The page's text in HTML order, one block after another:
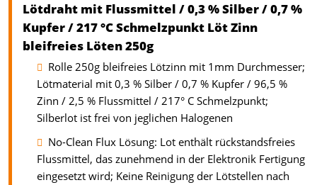
Lötdraht mit Flussmittel / 0,3 % Silber / 0,7 %
Kupfer / 217 °C Schmelzpunkt Löt Zinn
bleifreies Löten 250g
Rolle 250g bleifreies Lötzinn mit 1mm Durchmesser;
Lötmaterial mit 0,3 % Silber / 0,7 % Kupfer / 96,5 %
Zinn / 2,5 % Flussmittel / 217° C Schmelzpunkt;
Silberlot ist frei von jeglichen Halogenen
No-Clean Flux Lösung: Lot enthält rückstandsfreies
Flussmittel, das zunehmend in der Elektronik Fertigung
eingesetzt wird; Keine Reinigung der Lötstellen nach